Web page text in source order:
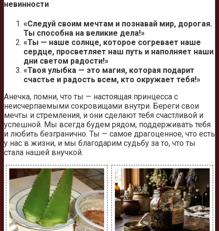
невинности
«Следуй своим мечтам и познавай мир, дорогая.
Ты способна на великие дела!»
«Ты — наше солнце, которое согревает наше
сердце, просветляет наш путь и наполняет наши
дни светом радости!»
«Твоя улыбка — это магия, которая подарит
счастье и радость всем, кто окружает тебя!»
Анечка, помни, что ты — настоящая принцесса с
неисчерпаемыми сокровищами внутри. Береги свои
мечты и стремления, и они сделают тебя счастливой и
успешной. Мы всегда будем рядом, поддерживать тебя
и любить безгранично. Ты — самое драгоценное, что есть
у нас в жизни, и мы благодарим судьбу за то, что ты
стала нашей внучкой.